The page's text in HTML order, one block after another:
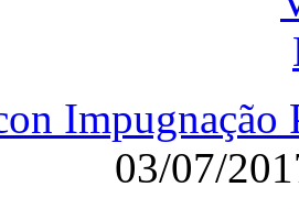
Impugnação
03/07/